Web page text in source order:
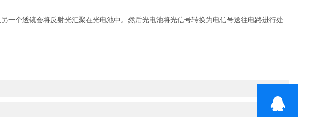
个透镜会将反射光汇聚在光电池中。然后光电池将光信号转换为电信号送往电路进行处